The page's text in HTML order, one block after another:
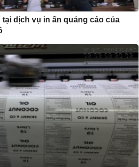
dịch vụ in ấn quảng cáo của